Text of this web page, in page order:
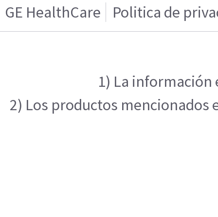
GE HealthCare Politica de
1) La información
2) Los productos mencionados